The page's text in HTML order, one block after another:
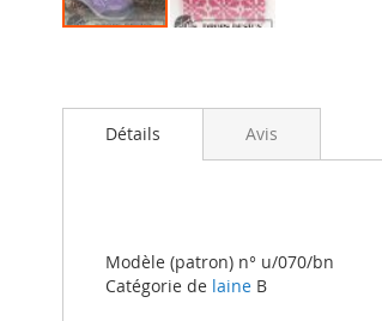
beginning
Détails
Modèle (patron) n° u/070/bn
Catégorie de laine B
Avis